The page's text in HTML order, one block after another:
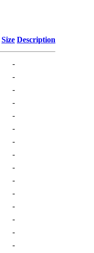
Size Description
-
-
-
-
-
-
-
-
-
-
-
-
-
-
-